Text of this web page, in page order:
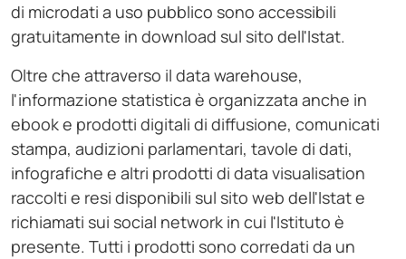
di microdati a uso pubblico sono accessibili
gratuitamente in download sul sito dell'Istat.
Oltre che attraverso il data warehouse,
l'informazione statistica è organizzata anche in
ebook e prodotti digitali di diffusione, comunicati
stampa, audizioni parlamentari, tavole di dati,
infografiche e altri prodotti di data visualisation
raccolti e resi disponibili sul sito web dell'Istat e
richiamati sui social network in cui l'Istituto è
presente. Tutti i prodotti sono corredati da un